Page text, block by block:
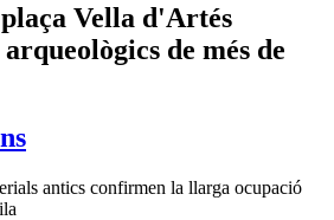
Vella d'Artés
de més de
antics confirmen la llarga ocupació